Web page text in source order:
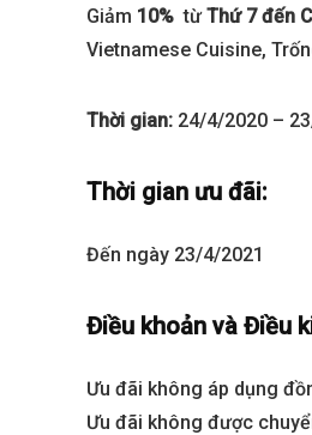
Giảm 10% từThứ 7 đến
Vietnamese Cuisine,
Thời gian: 24/4/2020 –
Thời gian ưu đãi:
Đến ngày 23/4/2021
Điều khoản và Điều
Ưu đãi không áp dụng
Ưu đãi không được
The Global City
án hot nhất hiện nay